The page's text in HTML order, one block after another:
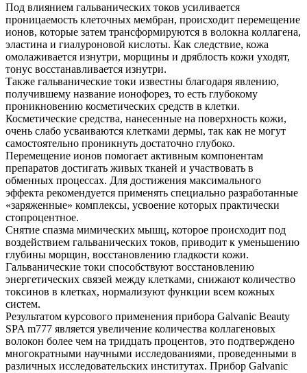
Под влиянием гальванических токов усиливается
проницаемость клеточных мембран, происходит перемещение
ионов, которые затем трансформируются в волокна коллагена,
эластина и гиалуроновой кислоты. Как следствие, кожа
омолаживается изнутри, морщины и дряблость кожи уходят,
тонус восстанавливается изнутри.
Также гальванические токи известны благодаря явлению,
получившему название ионофорез, то есть глубокому
проникновению косметических средств в клетки.
Косметические средства, нанесенные на поверхность кожи,
очень слабо усваиваются клетками дермы, так как не могут
самостоятельно проникнуть достаточно глубоко.
Перемещение ионов помогает активным компонентам
препаратов достигать живых тканей и участвовать в
обменных процессах. Для достижения максимального
эффекта рекомендуется применять специально разработанные
«заряженные» комплексы, усвоение которых практически
стопроцентное.
Снятие спазма мимических мышц, которое происходит под
воздействием гальванических токов, приводит к уменьшению
глубины морщин, восстановлению гладкости кожи.
Гальванические токи способствуют восстановлению
энергетических связей между клетками, снижают количество
токсинов в клетках, нормализуют функции всем кожных
систем.
Результатом курсового применения прибора Galvanic Beauty
SPA m777 является увеличение количества коллагеновых
волокон более чем на тридцать процентов, это подтверждено
многократными научными исследованиями, проведенными в
различных исследовательских институтах. Прибор Galvanic